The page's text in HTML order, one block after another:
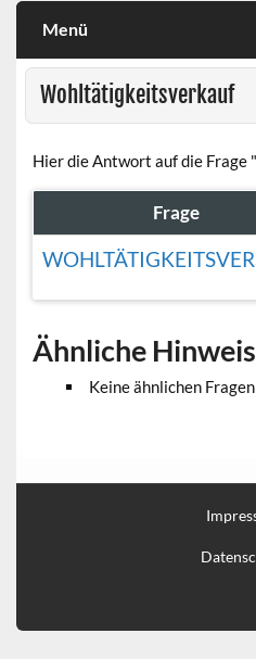
Menü
Wohltätigkeitsverkauf
Hier die Antwort auf die
Frage
Ähnliche
Keine ähnlichen